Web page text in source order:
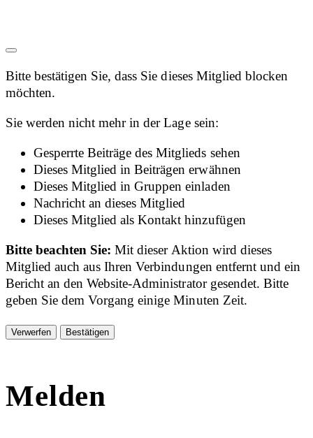
Bitte bestätigen Sie, dass Sie dieses Mitglied blocken
möchten.
Sie werden nicht mehr in der Lage sein:
Gesperrte Beiträge des Mitglieds sehen
Dieses Mitglied in Beiträgen erwähnen
Dieses Mitglied in Gruppen einladen
Nachricht an dieses Mitglied
Dieses Mitglied als Kontakt hinzufügen
Bitte beachten Sie:Mit dieser Aktion wird dieses
Mitglied auch aus Ihren Verbindungen entfernt und ein
Bericht an den Website-Administrator gesendet. Bitte
geben Sie dem Vorgang einige Minuten Zeit.
Bestätigen
Melden